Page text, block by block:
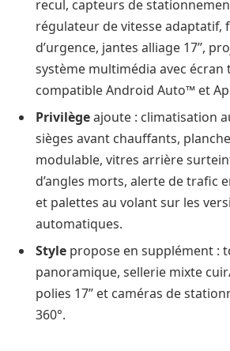
recul, capteurs de
régulateur de vitesse adaptatif,
d’urgence, jantes alliage 17’’,
système multimédia avec écran
compatible Android Auto™ et
Privilègeajoute : climatisation
sièges avant chauffants,
modulable, vitres arrière
d’angles morts, alerte de trafic
et palettes au volant sur les
automatiques.
Style propose en supplément :
panoramique, sellerie mixte
polies 17’’ et caméras de
360°.